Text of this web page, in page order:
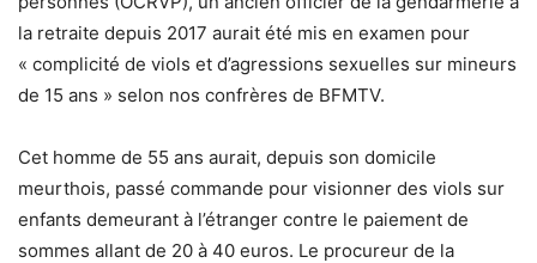
la retraite depuis 2017 aurait été mis en examen pour
« complicité de viols et d’agressions sexuelles sur mineurs
de 15 ans » selon nos confrères de BFMTV.
Cet homme de 55 ans aurait, depuis son domicile
meurthois, passé commande pour visionner des viols sur
enfants demeurant à l’étranger contre le paiement de
sommes allant de 20 à 40 euros. Le procureur de la